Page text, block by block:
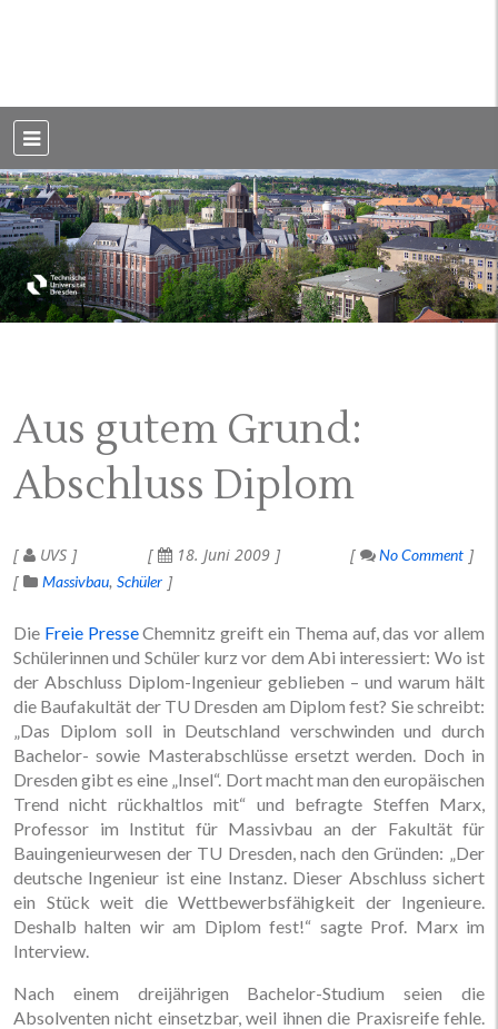
Dresden
Aus gutem Grund:
Abschluss Diplom
UVS 18. Juni 2009
No Comment
Massivbau Schüler
Die Freie PresseChemnitz greift ein Thema auf, das vor allem
Schülerinnen und Schüler kurz vor dem Abi interessiert: Wo ist
der Abschluss Diplom-Ingenieur geblieben – und warum hält
die Baufakultät der TU Dresden am Diplom fest? Sie schreibt:
„Das Diplom soll in Deutschland verschwinden und durch
Bachelor- sowie Masterabschlüsse ersetzt werden. Doch in
Dresden gibt es eine „Insel“. Dort macht man den europäischen
Trend nicht rückhaltlos mit“ und befragte Steffen Marx,
Professor im Institut für Massivbau an der Fakultät für
Bauingenieurwesen der TU Dresden, nach den Gründen: „Der
deutsche Ingenieur ist eine Instanz. Dieser Abschluss sichert
ein Stück weit die Wettbewerbsfähigkeit der Ingenieure.
Deshalb halten wir am Diplom fest!“ sagte Prof. Marx im
Interview.
Nach einem dreijährigen Bachelor-Studium seien die
Absolventen nicht einsetzbar, weil ihnen die Praxisreife fehle.